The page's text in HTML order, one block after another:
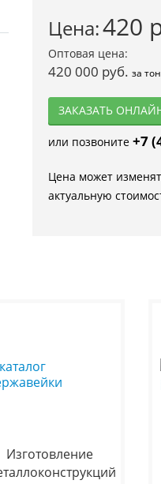
Цена:420
Оптовая цена:
420 000 руб.за
ЗАКАЗАТЬ
или позвоните +7
Цена может
актуальную
Изготовление